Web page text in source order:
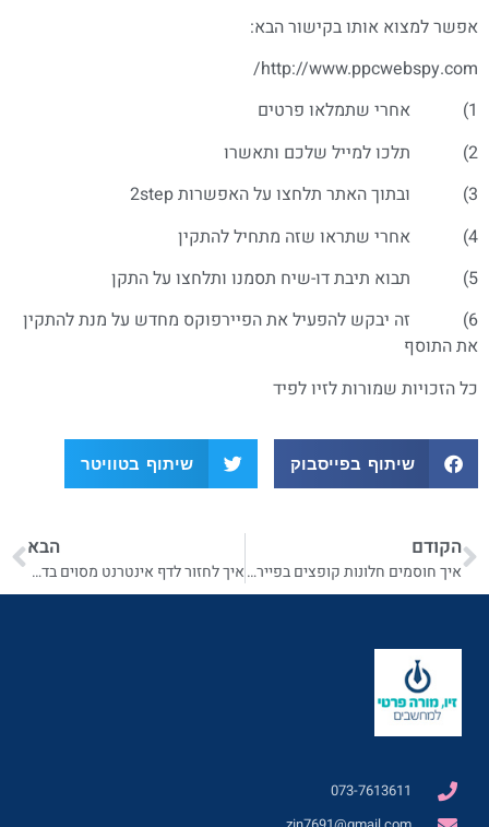
אפשר למצוא אותו בקישור הבא:
http://www.ppcwebspy.com/
1) אחרי שתמלאו פרטים
2) תלכו למייל שלכם ותאשרו
3) ובתוך האתר תלחצו על האפשרות 2step
4) אחרי שתראו שזה מתחיל להתקין
5) תבוא תיבת דו-שיח תסמנו ותלחצו על התקן
6) זה יבקש להפעיל את הפיירפוקס מחדש על מנת להתקין
את התוסף
כל הזכויות שמורות לזיו לפיד
שיתוף בפייסבוק שיתוף בטוויטר
הקודם
איך חוסמים חלונות קופצים בפיירפוקס
הבא
איך לחזור לדף אינטרנט מסוים בדפדפן פיירפוקס ובדפדפנים אחרים
073-7613611